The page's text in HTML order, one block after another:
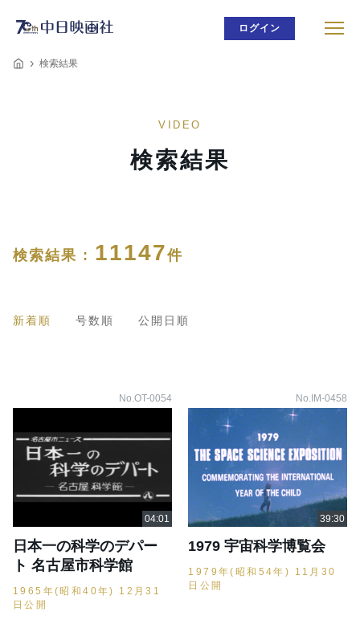
ログイン
検索結果
VIDEO
検索結果
検索結果 : 11147件
新着順 号数順 公開日順
No.OT-0054
日本一の科学のデパー
ト 名古屋市科学館
1965年(昭和40年) 12月31
日公開
No.IM-0458
1979 宇宙科学博覧会
1979年(昭和54年) 11月30
日公開